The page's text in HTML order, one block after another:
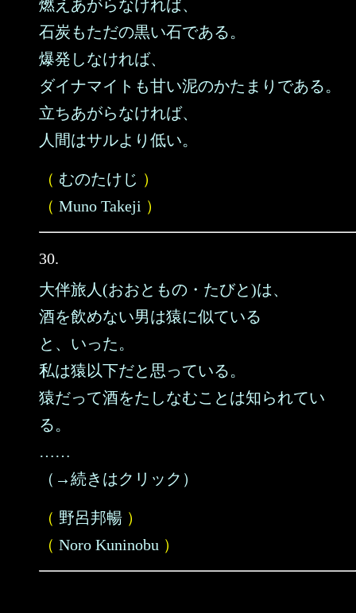
燃えあがらなければ、
石炭もただの黒い石である。
爆発しなければ、
ダイナマイトも甘い泥のかたまりである。
立ちあがらなければ、
人間はサルより低い。
（ むのたけじ ）
（ Muno Takeji ）
30.
大伴旅人(おおともの・たびと)は、
酒を飲めない男は猿に似ている
と、いった。
私は猿以下だと思っている。
猿だって酒をたしなむことは知られてい
る。
……
（→続きはクリック）
（ 野呂邦暢 ）
（ Noro Kuninobu ）